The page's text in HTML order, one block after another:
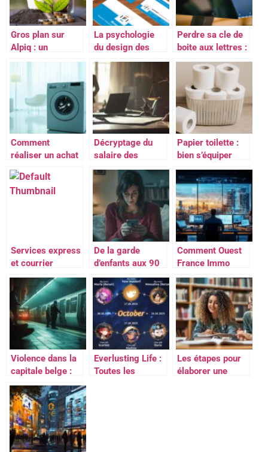
Gros plan sur
Alpiq : un
fournisseur
d’electricite
alternatif
proposant des
tarifs inferieurs
de 4% aux tarifs
reglementes.
La psychologie
du design des
cartes de visite
personnalisees
Perdre sa cle de
boite aux lettres :
Comment y
acceder malgre
tout ?
Comment
réaliser un achat
lave linge en
ligne
reconditionné et
Décryptage du
salaire des
avocats
fiscalistes en
France
Papier toilette :
bien s’équiper
pour le quotidien
Services express
et courrier
recommandé :
tout savoir sur le
10 rue de
Penthievre
75008 Paris
De la garde
d’enfants aux 90
appels : Juana
Rivas devoile son
calvaire et
denonce Arcuri
pour violence de
genre
Comment Ouest
France Immo
renforce la
transparence
dans les
transactions
immobilières
Violence dans la
capitale belge :
un homme est
arrêté à
Bruxelles après
avoir poignardé
un jeune homme
dans le métro
Everlusting Life :
Toutes les
Les étapes pour
élaborer une